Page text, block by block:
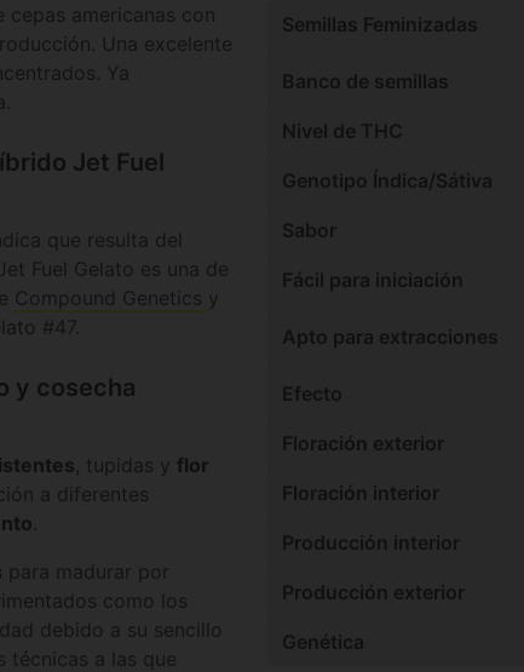
cepas americanas con
Una excelente
Ya
Jet Fuel
que resulta del
Jet Fuel Gelato es una de
Compound Genetics y
#47.
y cosecha
, tupidas y flor
a diferentes
para madurar por
como los
debido a su sencillo
técnicas a las que
Semillas Feminizadas
Banco de semillas
Nivel de THC
Genotipo Índica/Sátiva
Sabor
Fácil para iniciación
Apto para extracciones
Efecto
Floración exterior
Floración interior
Producción interior
Producción exterior
Genética